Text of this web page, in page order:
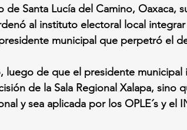
de Santa Lucía del Camino, Oaxaca,
al instituto electoral local
municipal que perpetró el
luego de que el presidente
de la Sala Regional Xalapa, sino
y sea aplicada por los OPLE´s y el